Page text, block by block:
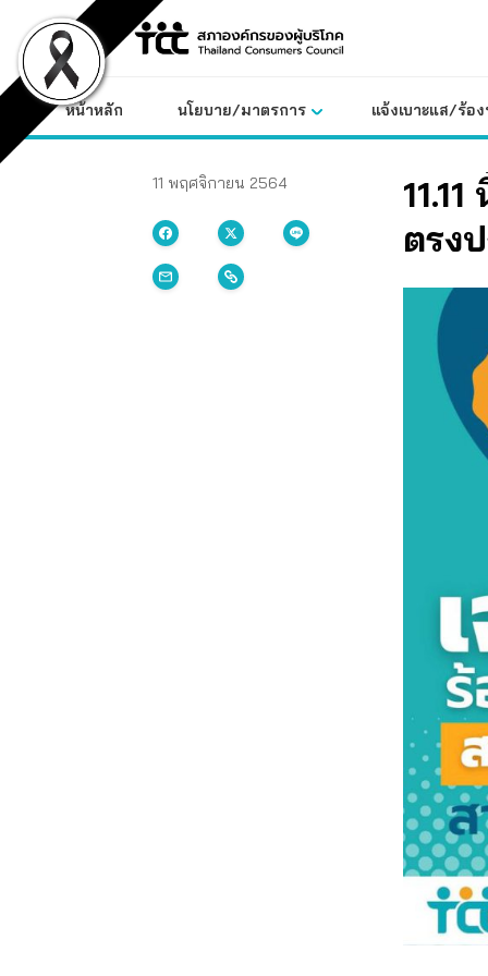
content
หน้าหลัก นโยบาย/มาตรการ แจ้งเบาะแส/ร้อ
11 พฤศจิกายน 2564
ตรง